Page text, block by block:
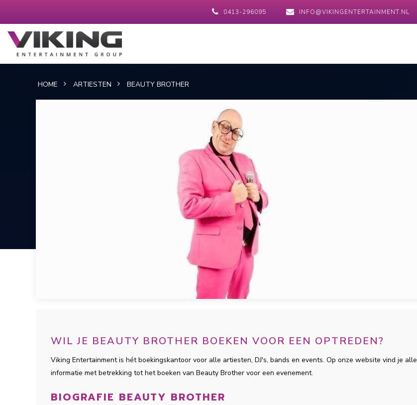
0413-296095 INFO@VIKINGENTERTAINMENT.NL
HOME ARTIESTEN BEAUTY BROTHER
WIL JE BEAUTY BROTHER BOEKEN VOOR EEN OPTREDEN?
Viking Entertainment is hét boekingskantoor voor alle artiesten, DJ's, bands en events. Op onze website vind je alle
informatie met betrekking tot het boeken van Beauty Brother voor een evenement.
BIOGRAFIE BEAUTY BROTHER